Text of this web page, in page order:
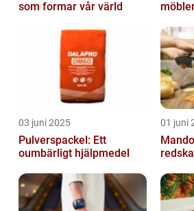
som formar vår värld
03 juni 2025
Pulverspackel: Ett
oumbärligt hjälpmedel
01 juni